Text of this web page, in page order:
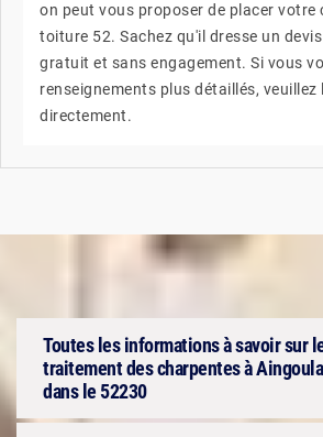
on peut vous proposer de placer votre
toiture 52. Sachez qu'il dresse un
gratuit et sans engagement. Si vous
renseignements plus détaillés, veuillez
directement.
Toutes les informations à savoir sur
traitement des charpentes à
dans le 52230